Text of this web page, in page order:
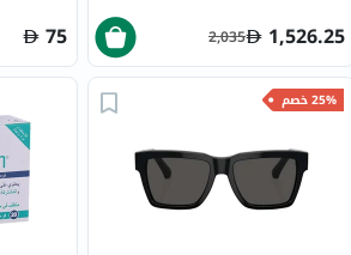
1,526.25
2,035
75
25% خصم